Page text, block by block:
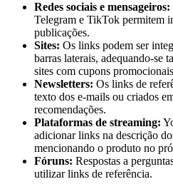
Redes sociais e mensageiros:
Telegram e TikTok permitem
publicações.
Sites: Os links podem ser
barras laterais, adequando-se
sites com cupons
Newsletters: Os links de
texto dos e-mails ou criados
recomendações.
Plataformas de streaming:
adicionar links na descrição
mencionando o produto no
Fóruns: Respostas a
utilizar links de referência.